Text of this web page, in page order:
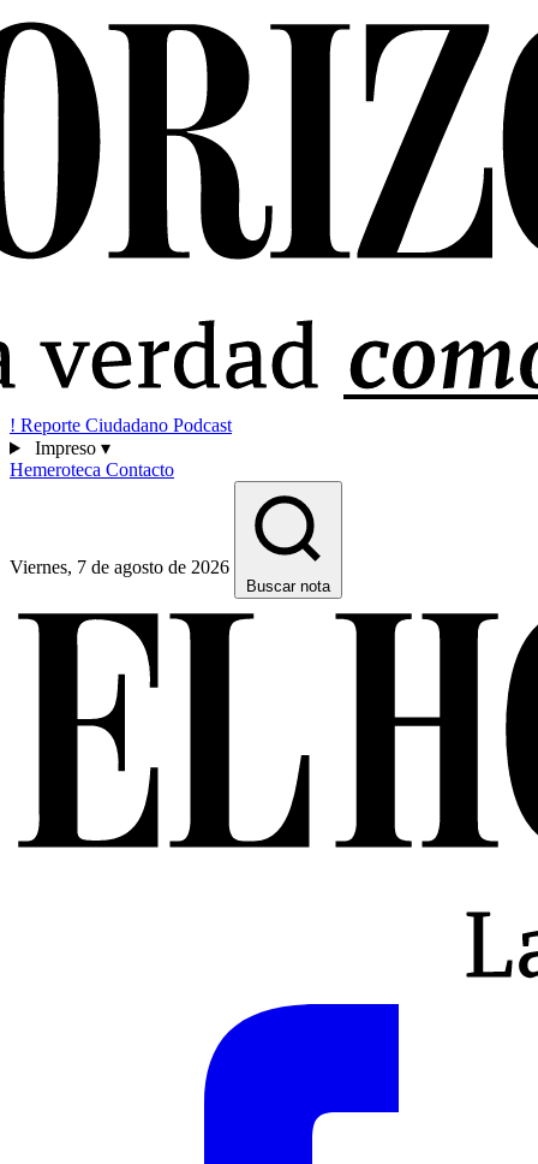
! Reporte Ciudadano Podcast
Impreso ▾
Hemeroteca Contacto
Viernes, 7 de agosto de 2026
Buscar nota